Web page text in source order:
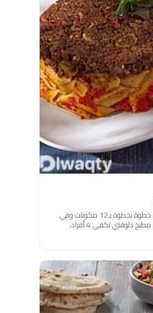
طريقة عمل طاجن مكرونة باللحم المفروم خطوة بخطوة بـ12 مكونات وفي
45 دقيقة فقط. وصفة سهلة ومجرّبة من مطبخ دلوقتي تكفي 4 أفراد،